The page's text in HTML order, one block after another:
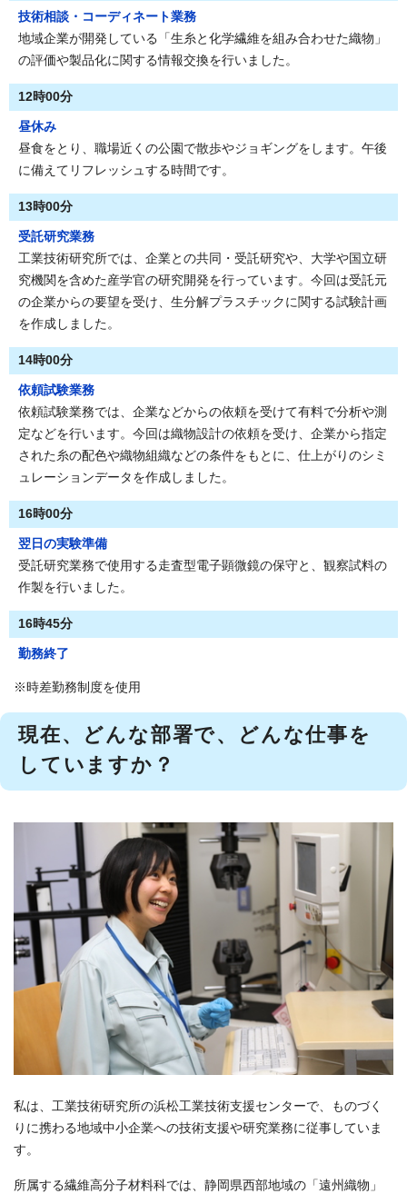
技術相談・コーディネート業務
地域企業が開発している「生糸と化学繊維を組み合わせた織物」
の評価や製品化に関する情報交換を行いました。
12時00分
昼休み
昼食をとり、職場近くの公園で散歩やジョギングをします。午後
に備えてリフレッシュする時間です。
13時00分
受託研究業務
工業技術研究所では、企業との共同・受託研究や、大学や国立研
究機関を含めた産学官の研究開発を行っています。今回は受託元
の企業からの要望を受け、生分解プラスチックに関する試験計画
を作成しました。
14時00分
依頼試験業務
依頼試験業務では、企業などからの依頼を受けて有料で分析や測
定などを行います。今回は織物設計の依頼を受け、企業から指定
された糸の配色や織物組織などの条件をもとに、仕上がりのシミ
ュレーションデータを作成しました。
16時00分
翌日の実験準備
受託研究業務で使用する走査型電子顕微鏡の保守と、観察試料の
作製を行いました。
16時45分
勤務終了
※時差勤務制度を使用
現在、どんな部署で、どんな仕事を
していますか？
私は、工業技術研究所の浜松工業技術支援センターで、ものづく
りに携わる地域中小企業への技術支援や研究業務に従事していま
す。
所属する繊維高分子材料科では、静岡県西部地域の「遠州織物」